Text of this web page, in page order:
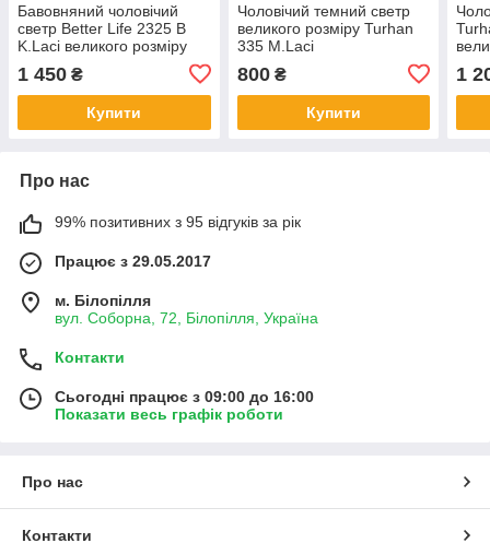
Бавовняний чоловічий
светр Better Life 2325 B
K.Laci великого розміру
1 450 ₴
Купити
Чоловічий темний светр
великого розміру Turhan
335 M.Laci
800₴
Купити
1
Про нас
99% позитивних з 95 відгуків за рік
Працює з 29.05.2017
м. Білопілля
вул. Соборна, 72, Білопілля, Україна
Контакти
Сьогодні працює з 09:00 до 16:00
Показати весь графік роботи
Про нас
Контакти